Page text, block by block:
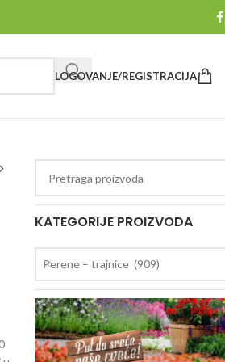
LOGOVANJE/REGISTRACIJA
KATEGORIJE PROIZVODA
Perene – trajnice (909)